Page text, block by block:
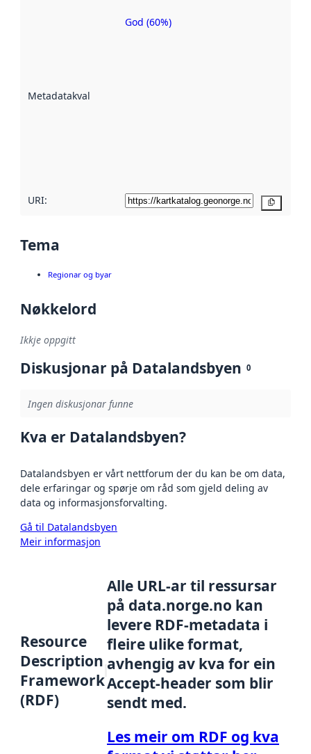
Metadatakvalitet
Metadatakvalitet
God (60%)
URI:
Tema
Regionar og byar
Nøkkelord
Ikkje oppgitt
Diskusjonar på Datalandsbyen 0
Ingen diskusjonar funne
Kva er Datalandsbyen?
Datalandsbyen er vårt nettforum der du kan be om data,
dele erfaringar og spørje om råd som gjeld deling av
data og informasjonsforvalting.
Gå til Datalandsbyen
Meir informasjon
Resource
Description
Framework
(RDF)
Alle URL-ar til ressursar
på data.norge.no kan
levere RDF-metadata i
fleire ulike format,
avhengig av kva for ein
Accept-header som blir
sendt med.
Les meir om RDF og kva